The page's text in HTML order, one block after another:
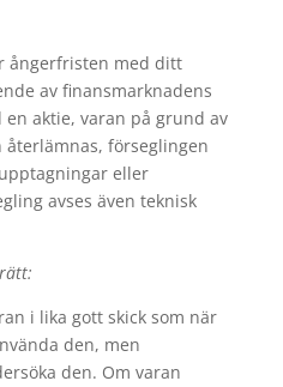
ångerfristen med ditt
av finansmarknadens
aktie, varan på grund av
förseglingen
eller
avses även teknisk
i lika gott skick som när
den, men
den. Om varan